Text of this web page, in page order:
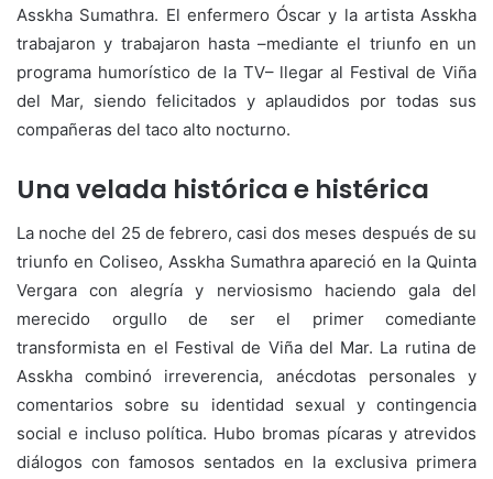
Asskha Sumathra. El enfermero Óscar y la artista Asskha
trabajaron y trabajaron hasta –mediante el triunfo en un
programa humorístico de la TV– llegar al Festival de Viña
del Mar, siendo felicitados y aplaudidos por todas sus
compañeras del taco alto nocturno.
Una velada histórica e histérica
La noche del 25 de febrero, casi dos meses después de su
triunfo en Coliseo, Asskha Sumathra apareció en la Quinta
Vergara con alegría y nerviosismo haciendo gala del
merecido orgullo de ser el primer comediante
transformista en el Festival de Viña del Mar. La rutina de
Asskha combinó irreverencia, anécdotas personales y
comentarios sobre su identidad sexual y contingencia
social e incluso política. Hubo bromas pícaras y atrevidos
diálogos con famosos sentados en la exclusiva primera